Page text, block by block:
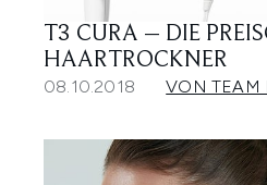
T3 CURA – DIE
HAARTROCKNER
08.10.2018 VON TEAM